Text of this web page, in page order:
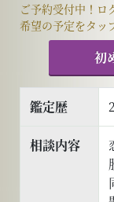
ご予約受付中！ロ
希望の予定をタッ
初
鑑定歴
相談内容